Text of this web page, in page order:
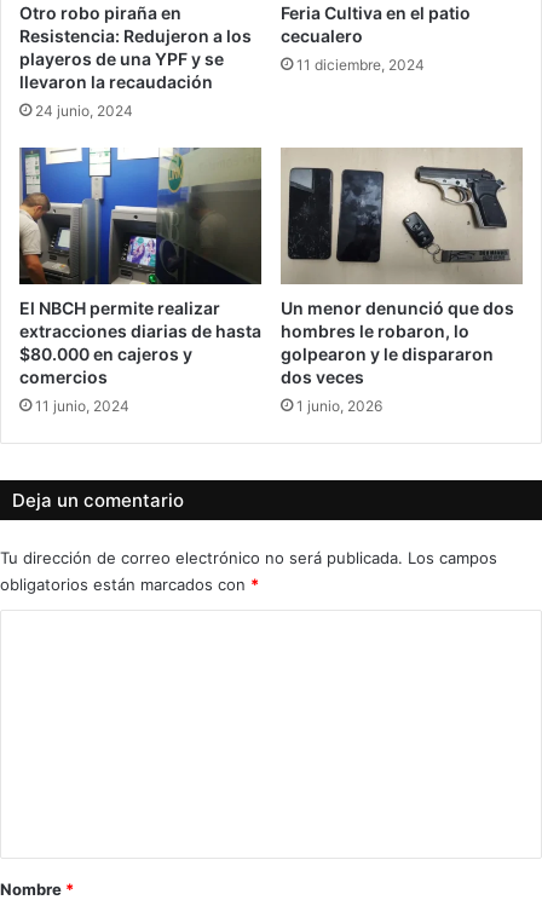
Otro robo piraña en
Resistencia: Redujeron a los
playeros de una YPF y se
llevaron la recaudación
24 junio, 2024
Feria Cultiva en el patio
cecualero
11 diciembre, 2024
El NBCH permite realizar
extracciones diarias de hasta
$80.000 en cajeros y
comercios
11 junio, 2024
Un menor denunció que dos
hombres le robaron, lo
golpearon y le dispararon
dos veces
1 junio, 2026
Deja un comentario
Tu dirección de correo electrónico no será publicada. Los campos
obligatorios están marcados con *
rNombre *